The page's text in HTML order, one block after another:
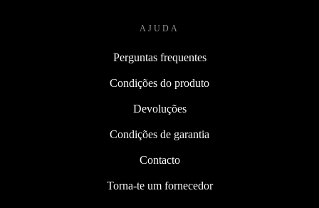
AJUDA
Perguntas frequentes
Condições do produto
Devoluções
Condições de garantia
Contacto
Torna-te um fornecedor